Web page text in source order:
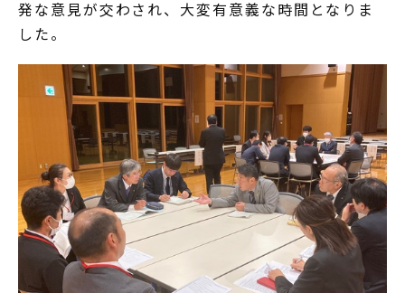
発な意見が交わされ、大変有意義な時間となりま
した。